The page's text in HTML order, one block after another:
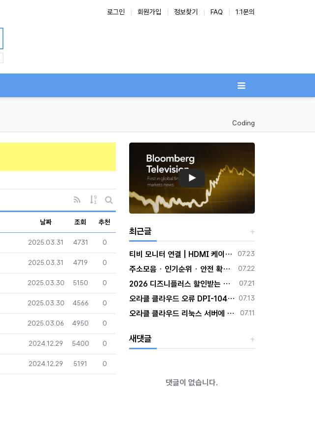
로그인 회원가입 정보찾기 FAQ 1:1문의
Coding
게시물 정렬
게시판 검색
날짜 조회 추천
등록일
2025.03.31 조회
4731 추천
0
등록일
2025.03.31 조회
4719 추천
0
등록일
2025.03.30 조회
5150 추천
0
등록일
2025.03.30 조회
4566 추천
0
등록일
2025.03.06 조회
4950 추천
0
등록일
2024.12.29 조회
5400 추천
0
등록일
2024.12.29 조회
5191 추천
0
최근글
등록일
07.23
티비 모니터 연결 | HDMI 케이블·노트북 연결 방법 | 화면 설정 정리 주소얌
등록일
07.22
주소모음 · 인기순위 · 안전 확인 방법 정리 주소얌
등록일
07.21
2026 디즈니플러스 할인받는 숨은 방법 모음
등록일
07.13
오라클 클라우드 오류 DPI-1047: Cannot locate a 64-bit Oracle Client library
등록일
07.11
오라클 클라우드 리눅스 서버에 Oracle Instant Client 설치
새댓글
댓글이 없습니다.